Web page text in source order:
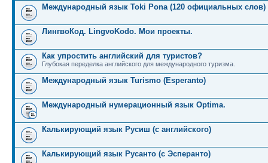
Международный язык Toki Pona (120 официальных слов)
ЛингвоКод. LingvoKodo. Мои проекты.
Как упростить английский для туристов?
Глубокая переделка английского для международного туризма.
Международный язык Turismo (Esperanto)
Международный нумерационный язык Optima.
Калькирующий язык Русиш (с английского)
Калькирующий язык Русанто (с Эсперанто)